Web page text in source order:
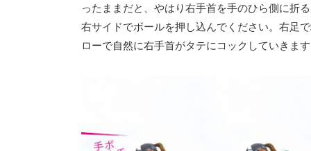
ったままだと、やはり右手首を手のひら側に折
右サイドでボールを押し込んでください。右足
ローで自然に右手首がタテにコックしていきま